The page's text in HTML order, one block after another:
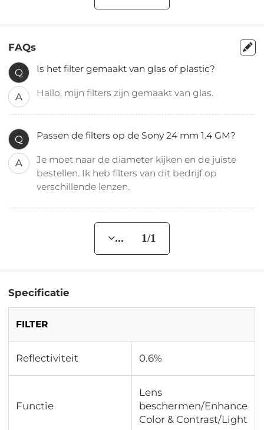
FAQs
Q Is het filter gemaakt van glas of plastic?
A Hallo, mijn filters zijn gemaakt van glas.
Q Passen de filters op de Sony 24 mm 1.4 GM?
A
Je moet naar de diameter kijken en de juiste
bestellen. Ik heb filters van dit bedrijf op
verschillende lenzen.
... 1/1
Specificatie
FILTER
Reflectiviteit 0.6%
Functie
Lens
beschermen/Enhance
Color & Contrast/Light